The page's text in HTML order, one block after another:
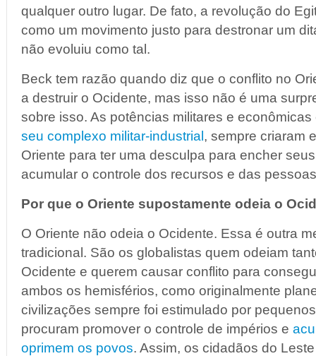
qualquer outro lugar. De fato, a revolução do
como um movimento justo para destronar um
não evoluiu como tal.
Beck tem razão quando diz que o conflito no
a destruir o Ocidente, mas isso não é uma
sobre isso. As potências militares e
seu complexo militar-industrial , sempre criaram
Oriente para ter uma desculpa para encher
acumular o controle dos recursos e das
Por que o Oriente supostamente odeia o
O Oriente não odeia o Ocidente. Essa é outra
tradicional. São os globalistas quem odeiam
Ocidente e querem causar conflito para
ambos os hemisférios, como originalmente
civilizações sempre foi estimulado por
procuram promover o controle de impérios e
oprimem os povos. Assim, os cidadãos do